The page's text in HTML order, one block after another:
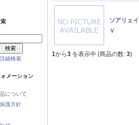
詳細検索
メーション
について
護方針
ソアリェ
Ｖ
1から3 を表示中 (商品の数: 3)